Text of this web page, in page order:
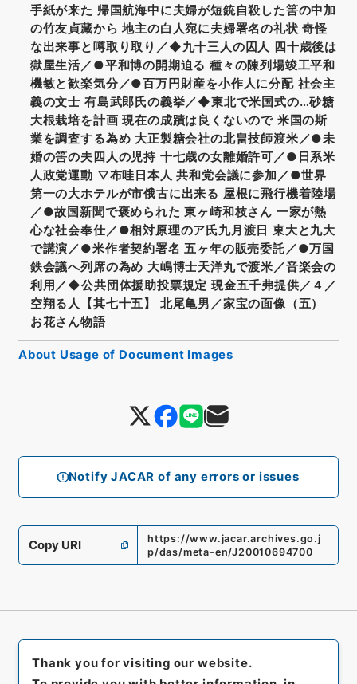
Notify JACAR of any errors or issues
手紙が来た 帰国航海中に夫婦が短銃自殺した筈の中加
の竹友貞藏から 地主の白人宛に夫婦署名の礼状 奇怪
な出来事と噂取り取り／◆九十三人の囚人 四十歳後は
獄屋生活／●平和博の開期迫る 種々の陳列場竣工平和
機敏と歓楽気分／●百万円財産を小作人に分配 社会主
義の文士 有島武郎氏の義挙／◆東北で米国式の…砂糖
大根栽培を計画 現在の成蹟は良くないので 米国の斯
業を調査する為め 大正製糖会社の北畠技師渡米／●未
婚の筈の夫四人の児持 十七歳の女離婚許可／●日系米
人政党運動 ▽布哇日本人 共和党会議に参加／●世界
第一の大ホテルが市俄古に出来る 屋根に飛行機着陸場
／●故国新聞で褒められた 東ヶ崎和枝さん 一家が熱
心な社会奉仕／●相対原理のア氏九月渡日 東大と九大
で講演／●米作者契約署名 五ヶ年の販売委託／●万国
鉄会議へ列席の為め 大嶋博士天洋丸で渡米／音楽会の
利用／◆公共団体援助投票規定 現金五千弗提供／４／
空翔る人【其七十五】 北尾亀男／家宝の面像（五）
お花さん物語
Copy URI
https://www.jacar.archives.go.j
p/das/meta-en/J20010694700
About Usage of Document Images
Thank you for visiting our website.